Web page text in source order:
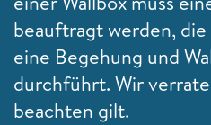
beauftragt werden,
eine Begehung und
durchführt. Wir
beachten gilt.